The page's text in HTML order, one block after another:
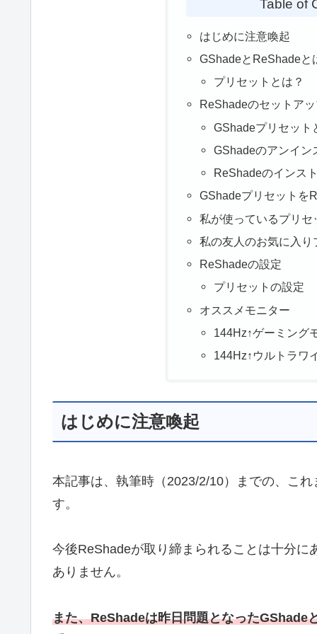
Table of
はじめに注意喚起
GShadeとReShadeと
プリセットとは？
ReShadeのセットア
GShadeプリセット
GShadeのアンイン
ReShadeのインス
GShadeプリセットを
私が使っているプリ
私の友人のお気に入り
ReShadeの設定
プリセットの設定
オススメモニター
144Hz↑ゲーミング
144Hz↑ウルトラワ
はじめに注意喚起
本記事は、執筆時（2023/2/10）までの、こ
す。
今後ReShadeが取り締まられることは十分
ありません。
また、ReShadeは昨日問題となったGShade